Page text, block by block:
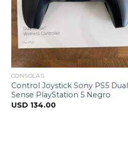
CONSOLAS
Control Joystick Sony PS5 Dual
Sense PlayStation 5 Negro
USD 134.00